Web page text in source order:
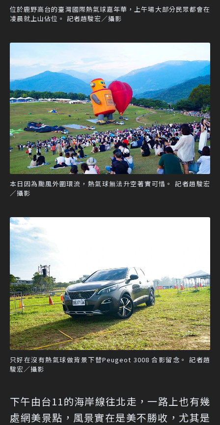
位於鹿野高台的臺灣國際熱氣球嘉年華，上午場大部分民眾都會在
凌晨就上山佔位。 記者趙駿宏／攝影
本日因為颱風外圍環流，熱氣球無法升空著實可惜。 記者趙駿宏
／攝影
只好在沒有熱氣球做背景下替Peugeot 3008 合影留念。 記者趙
駿宏／攝影
下午由台11的海岸線往北走，一路上也有幾
處網美景點，風景實在是美不勝收，尤其是